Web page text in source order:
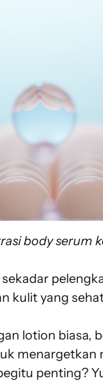
body serum
kulit yang
lotion biasa,
menargetkan
penting?